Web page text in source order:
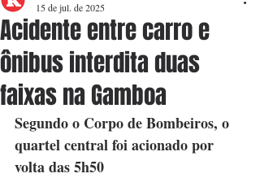
Acidente entre carro e
ônibus interdita duas
faixas na Gamboa
15 de jul. de 2025
Segundo o Corpo de Bombeiros, o
quartel central foi acionado por
volta das 5h50